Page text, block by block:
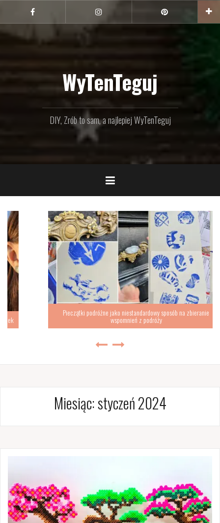
treści
Facebook Instagram
WyTenTeguj
DIY, Zrób to sam, a najlepiej WyTenTeguj
Pieczątki podróżne jako niestandardowy sposób na zbieranie
wspomnień z podróży
Miesiąc:styczeń 2024